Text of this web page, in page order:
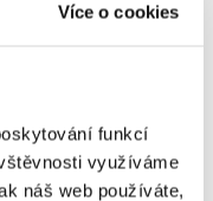
Více o cookies
funkcí
využíváme
náš web používáte,
U jednoho
33 z nich
zdarma. U